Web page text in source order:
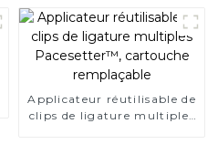
Applicateur réutilisable de
clips de ligature multiples